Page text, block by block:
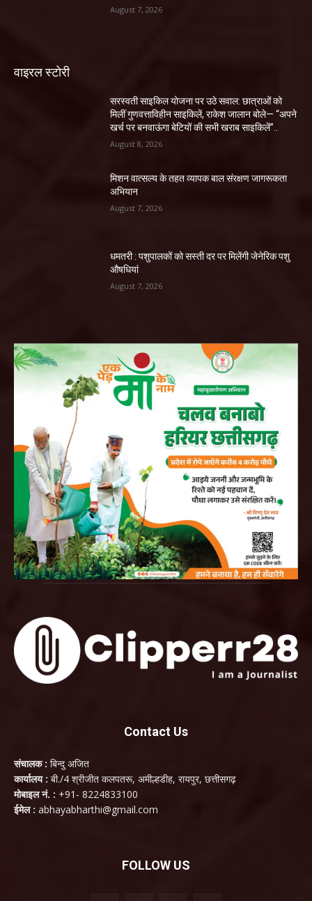
August 7, 2026
वाइरल स्टोरी
सरस्वती साइकिल योजना पर उठे सवाल: छात्राओं को
मिलीं गुणवत्ताविहीन साइकिलें, राकेश जालान बोले— “अपने
खर्च पर बनवाऊंगा बेटियों की सभी खराब साइकिलें”..
August 8, 2026
मिशन वात्सल्य के तहत व्यापक बाल संरक्षण जागरूकता
अभियान
August 7, 2026
धमतरी : पशुपालकों को सस्ती दर पर मिलेंगी जेनेरिक पशु
औषधियां
August 7, 2026
Contact Us
संचालक : बिन्दु अजित
कार्यालय : बी./4 श्रीजीत कलपतरू, अमील्हडीह, रायपुर, छत्तीसगढ़
मोबाइल नं. : +91- 8224833100
ईमेल : abhayabharthi@gmail.com
FOLLOW US